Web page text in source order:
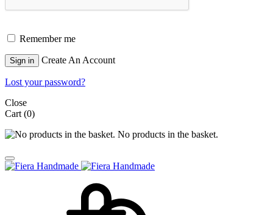
Remember me
Sign in Create An Account
Lost your password?
Close
Cart (0)
No products in the basket.